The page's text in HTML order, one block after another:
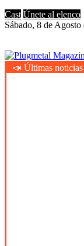
Cast Únete al elenco
Sábado, 8 de
Plugmetal Magazine
Heavy Metal is Life
📣 Últimas noticias